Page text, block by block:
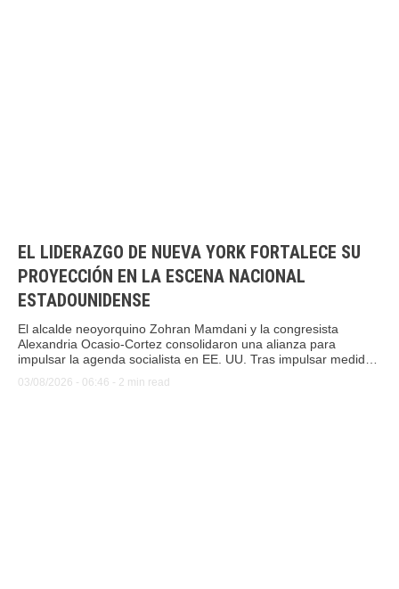
EL LIDERAZGO DE NUEVA YORK FORTALECE SU
PROYECCIÓN EN LA ESCENA NACIONAL
ESTADOUNIDENSE
El alcalde neoyorquino Zohran Mamdani y la congresista
Alexandria Ocasio-Cortez consolidaron una alianza para
impulsar la agenda socialista en EE. UU. Tras impulsar medidas
tradicional demócrata y proyectan su influencia nacional.
03/08/2026 - 06:46 - 2 min read